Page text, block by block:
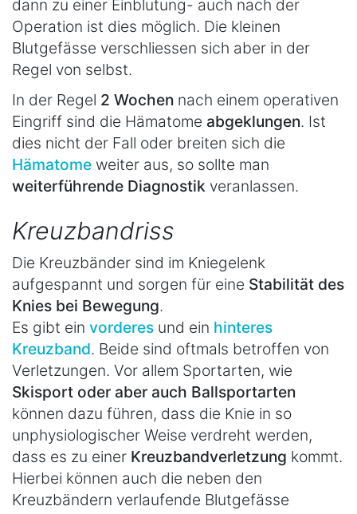
dann zu einer Einblutung- auch nach der
Operation ist dies möglich. Die kleinen
Blutgefässe verschliessen sich aber in der
Regel von selbst.
In der Regel 2 Wochen nach einem operativen
Eingriff sind die Hämatome abgeklungen. Ist
dies nicht der Fall oder breiten sich die
Hämatome weiter aus, so sollte man
weiterführende Diagnostik veranlassen.
Kreuzbandriss
Die Kreuzbänder sind im Kniegelenk
aufgespannt und sorgen für eine Stabilität des
Knies bei Bewegung.
Es gibt ein vorderes und ein hinteres
Kreuzband. Beide sind oftmals betroffen von
Verletzungen. Vor allem Sportarten, wie
Skisport oder aber auch Ballsportarten
können dazu führen, dass die Knie in so
unphysiologischer Weise verdreht werden,
dass es zu einer Kreuzbandverletzung kommt.
Hierbei können auch die neben den
Kreuzbändern verlaufende Blutgefässe